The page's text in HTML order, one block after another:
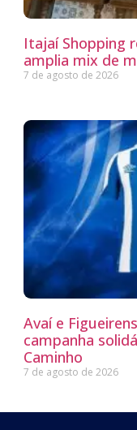
Itajaí Shopping
amplia mix de
7 de agosto de 2026
Avaí e
campanha
Caminho
7 de agosto de 2026